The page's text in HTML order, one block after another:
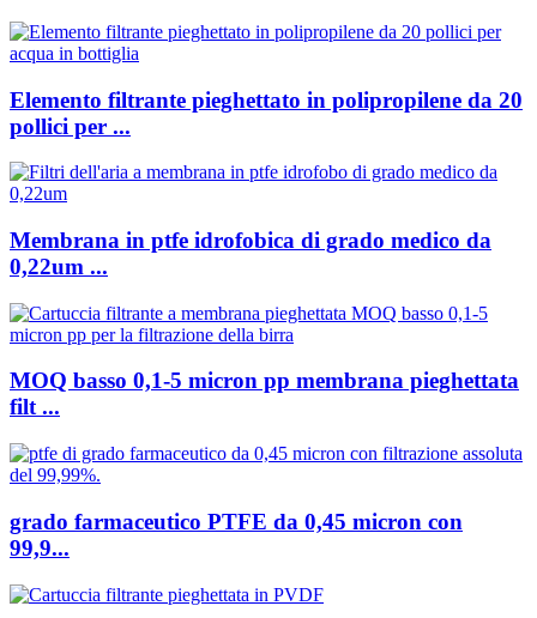
Elemento filtrante pieghettato in polipropilene da 20
pollici per ...
Membrana in ptfe idrofobica di grado medico da
0,22um ...
MOQ basso 0,1-5 micron pp membrana pieghettata
filt ...
grado farmaceutico PTFE da 0,45 micron con
99,9...